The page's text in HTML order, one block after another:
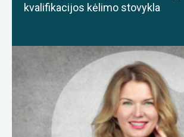
kvalifikacijos kėlimo stovykla